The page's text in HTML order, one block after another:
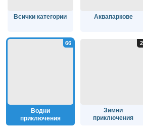
Всички категории Аквапаркове
Водни
приключения
Зимни
приключения